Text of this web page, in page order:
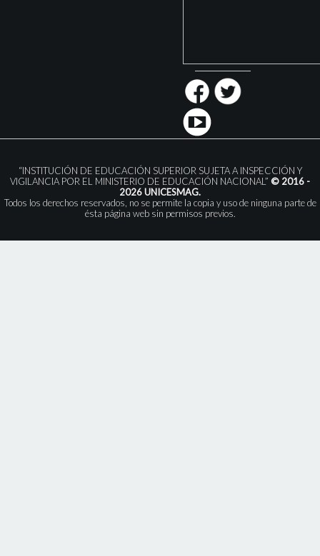
“INSTITUCIÓN DE EDUCACIÓN SUPERIOR SUJETA A INSPECCIÓN Y
VIGILANCIA POR EL MINISTERIO DE EDUCACIÓN NACIONAL” © 2016 -
2026 UNICESMAG.
Todos los derechos reservados, no se permite la copia y uso de ninguna parte de
ésta página web sin permisos previos.